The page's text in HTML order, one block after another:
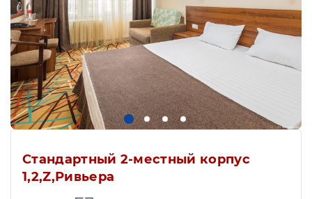
Стандартный 2-местный корпус
1,2,Z,Ривьера